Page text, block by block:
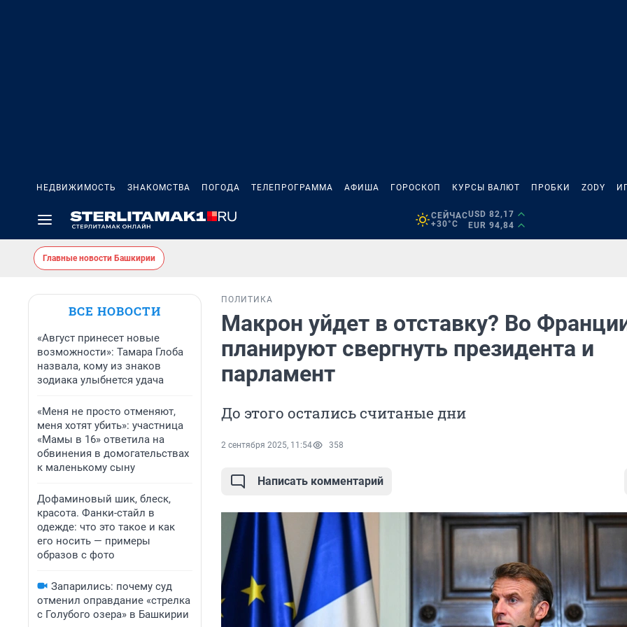
НЕДВИЖИМОСТЬ ЗНАКОМСТВА ПОГОДА ТЕЛЕПРОГРАММА АФИША ГОРОСКОП КУРСЫ ВАЛЮТ ПРОБКИ ZODY
СЕЙЧАС
+30°C
USD 82,17
EUR 94,84
Главные новости Башкирии
ВСЕ НОВОСТИ
«Август принесет новые
возможности»: Тамара Глоба
назвала, кому из знаков
зодиака улыбнется удача
«Меня не просто отменяют,
меня хотят убить»: участница
«Мамы в 16» ответила на
обвинения в домогательствах
к маленькому сыну
Дофаминовый шик, блеск,
красота. Фанки-стайл в
одежде: что это такое и как
его носить — примеры
образов с фото
Запарились: почему суд
отменил оправдание «стрелка
с Голубого озера» в Башкирии
ПОЛИТИКА
Макрон уйдет в отставку? Во
планируют свергнуть президента и
парламент
До этого остались считаные дни
2 сентября 2025, 11:54 358
Написать комментарий